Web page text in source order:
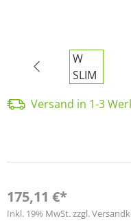
Versand in 1-3
175,11 €*
Inkl. 19% MwSt. zzgl.